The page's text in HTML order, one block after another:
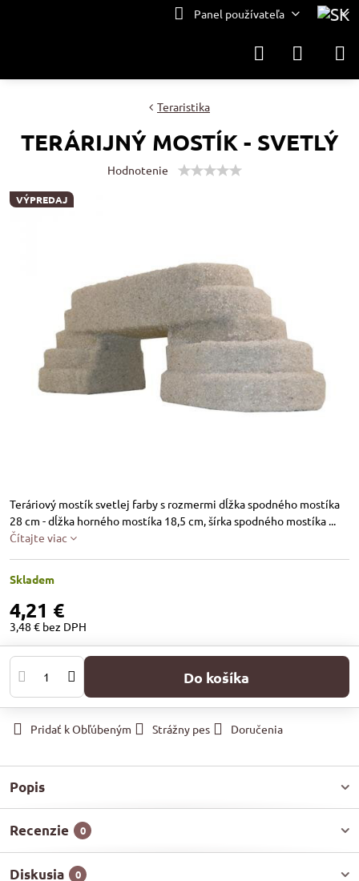
Panel používateľa
VÝPREDAJ
Teraristika
TERÁRIJNÝ MOSTÍK - SVETLÝ
Hodnotenie
Teráriový mostík svetlej farby s rozmermi dĺžka spodného mostíka
28 cm - dĺžka horného mostíka 18,5 cm, šírka spodného mostíka ...
Čítajte viac
Skladem
4,21 €
3,48 € bez DPH
Do košíka
Pridať k Obľúbeným Strážny pes Doručenia
Popis
Recenzie 0
Diskusia 0